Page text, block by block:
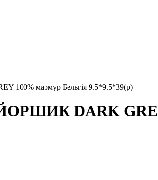
100% мармур Бельгія 9.5*9.5*39(р)
DARK